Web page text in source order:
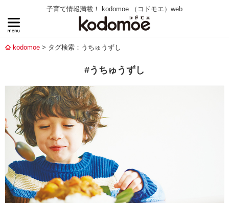
子育て情報満載！ kodomoe （コドモエ）web
kodomoe タグ検索：うちゅうずし
#うちゅうずし